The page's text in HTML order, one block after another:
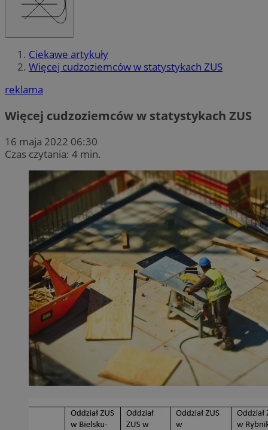
Ciekawe artykuły
Więcej cudzoziemców w statystykach ZUS
reklama
Więcej cudzoziemców w statystykach ZUS
16 maja 2022 06:30
Czas czytania: 4 min.